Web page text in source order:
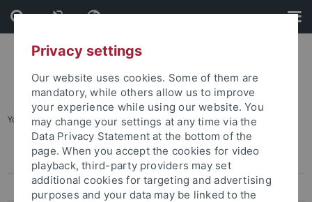
Skip
to
content
Skip
to
footer
You are here: Startseite ... Archiv
Pressemitteilungen
Archiv
Privacy settings
Our website uses cookies. Some of them are
mandatory, while others allow us to improve
your experience while using our website. You
may change your settings at any time via the
Data Privacy Statement at the bottom of the
page. When you accept the cookies for video
playback, third-party providers may set
additional cookies for targeting and advertising
purposes and your data may be linked to the